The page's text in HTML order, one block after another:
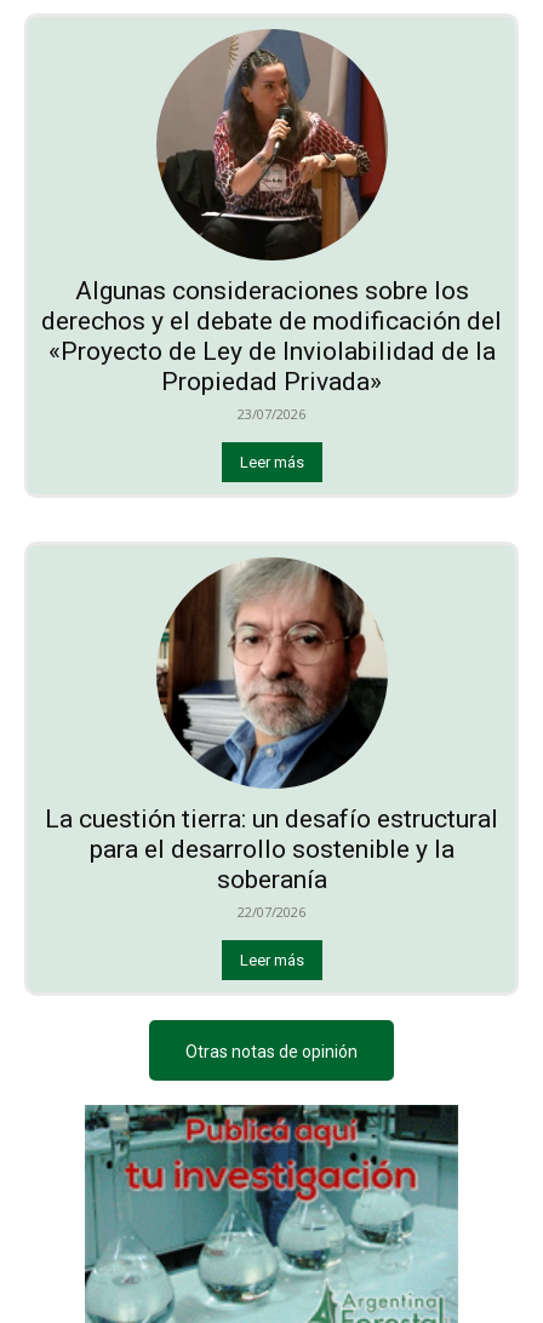
Algunas consideraciones sobre los
derechos y el debate de modificación del
«Proyecto de Ley de Inviolabilidad de la
Propiedad Privada»
23/07/2026
Leer más
La cuestión tierra: un desafío estructural
para el desarrollo sostenible y la
soberanía
22/07/2026
Leer más
Otras notas de opinión